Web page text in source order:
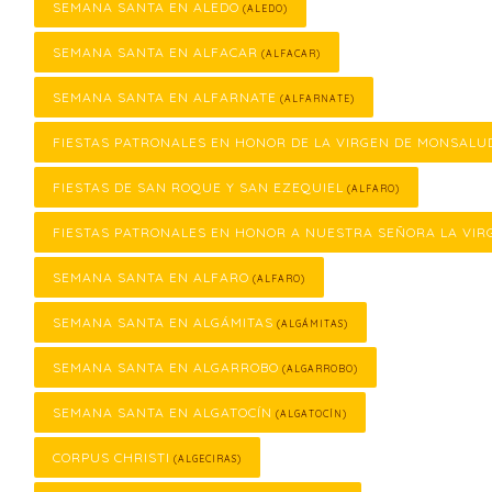
SEMANA SANTA EN ALEDO (ALEDO)
SEMANA SANTA EN ALFACAR (ALFACAR)
SEMANA SANTA EN ALFARNATE (ALFARNATE)
FIESTAS PATRONALES EN HONOR DE LA VIRGEN DE
FIESTAS DE SAN ROQUE Y SAN EZEQUIEL (ALFARO)
FIESTAS PATRONALES EN HONOR A NUESTRA SEÑORA LA
SEMANA SANTA EN ALFARO (ALFARO)
SEMANA SANTA EN ALGÁMITAS (ALGÁMITAS)
SEMANA SANTA EN ALGARROBO (ALGARROBO)
SEMANA SANTA EN ALGATOCÍN (ALGATOCÍN)
CORPUS CHRISTI (ALGECIRAS)